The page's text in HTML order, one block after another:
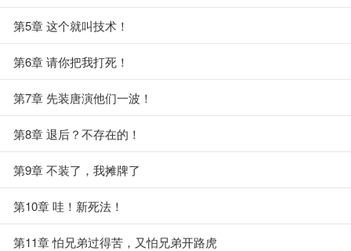
第5章 这个就叫技术！
第6章 请你把我打死！
第7章 先装唐演他们一波！
第8章 退后？不存在的！
第9章 不装了，我摊牌了
第10章 哇！新死法！
第11章 怕兄弟过得苦，又怕兄弟开路虎